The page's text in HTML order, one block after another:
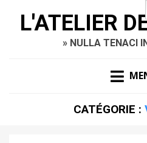
L'ATELIER
» NULLA TENACI
CATÉGORIE :